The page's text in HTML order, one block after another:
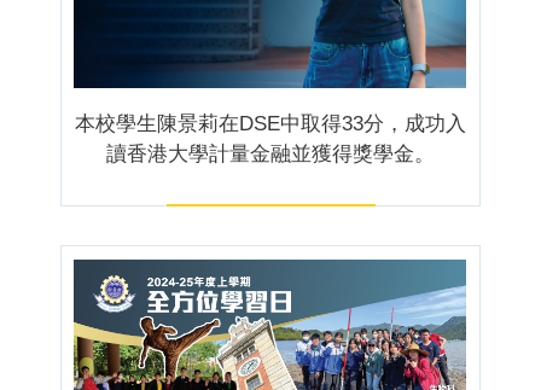
本校學生陳景莉在DSE中取得33分，成功入
讀香港大學計量金融並獲得獎學金。